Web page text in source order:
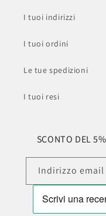
I tuoi indirizzi
I tuoi ordini
Le tue spedizioni
I tuoi resi
SCONTO DEL
Indirizzo email